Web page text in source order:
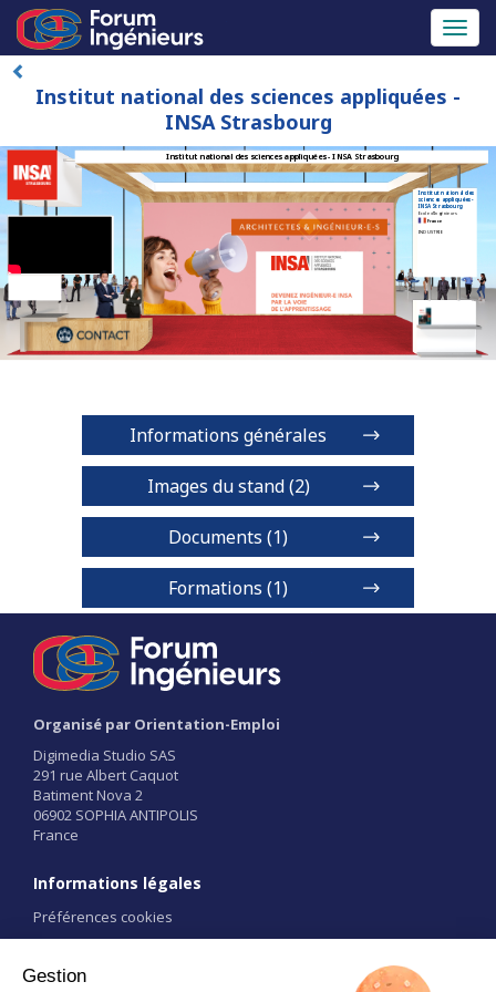
Institut national des sciences appliquées -
INSA Strasbourg
Institut national des sciences appliquées - INSA Strasbourg
Institut national des
sciences appliquées -
INSA Strasbourg
Ecole d'Ingénieurs
France
INDUSTRIE
Informations générales
Images du stand (2)
1 / 2
Documents (1)
Plaquette
Formations (1)
Formation d'ingénieur Bac + 5
Niveaux de diplôme
BAC+5
Organisé par Orientation-Emploi
Digimedia Studio SAS
291 rue Albert Caquot
Batiment Nova 2
06902 SOPHIA ANTIPOLIS
France
Informations légales
Préférences cookies
CGU